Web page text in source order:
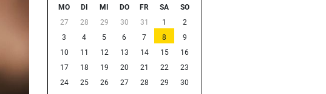
MO DI MI DO FR SA
SO
27
28 29 30 31 1
2
3
4 5 6 7 8
9
10
11 12 13 14 15
16
17
18 19 20 21 22
23
24
25 26 27 28 29
30